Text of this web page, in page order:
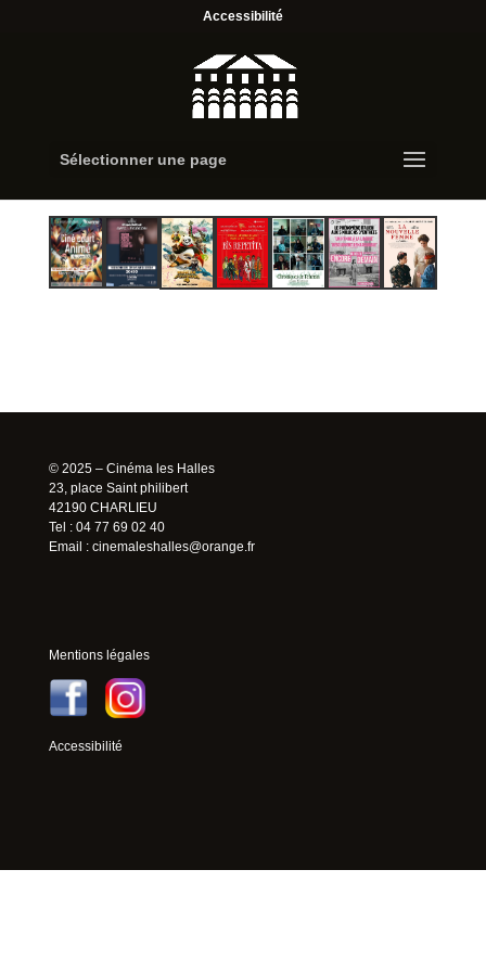
Accessibilité
Sélectionner une page
© 2025 – Cinéma les Halles
23, place Saint philibert
42190 CHARLIEU
Tel : 04 77 69 02 40
Email : cinemaleshalles@orange.fr
Mentions légales
Accessibilité